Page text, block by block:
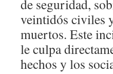
de seguridad,
veintidós civiles
muertos. Este
le culpa
hechos y los